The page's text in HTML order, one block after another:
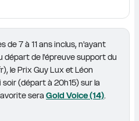
de 7 à 11 ans inclus, n'ayant
départ de l'épreuve support du
le Prix Guy Lux et Léon
(départ à 20h15) sur la
sera Gold Voice (14).